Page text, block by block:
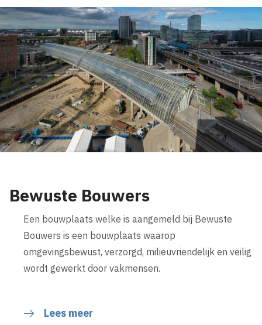
Bewuste Bouwers
Een bouwplaats welke is aangemeld bij Bewuste
Bouwers is een bouwplaats waarop
omgevingsbewust, verzorgd, milieuvriendelijk en veilig
wordt gewerkt door vakmensen.
Lees meer